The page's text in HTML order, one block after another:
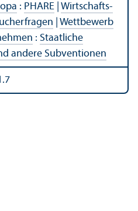
: PHARE Wirtschafts-
Wettbewerb
: Staatliche
andere Subventionen